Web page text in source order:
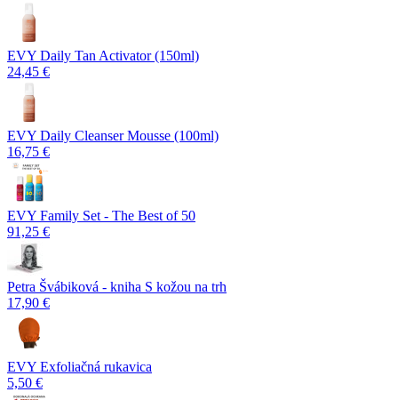
EVY Daily Tan Activator (150ml)
24,45 €
EVY Daily Cleanser Mousse (100ml)
16,75 €
EVY Family Set - The Best of 50
91,25 €
Petra Švábiková - kniha S kožou na trh
17,90 €
EVY Exfoliačná rukavica
5,50 €